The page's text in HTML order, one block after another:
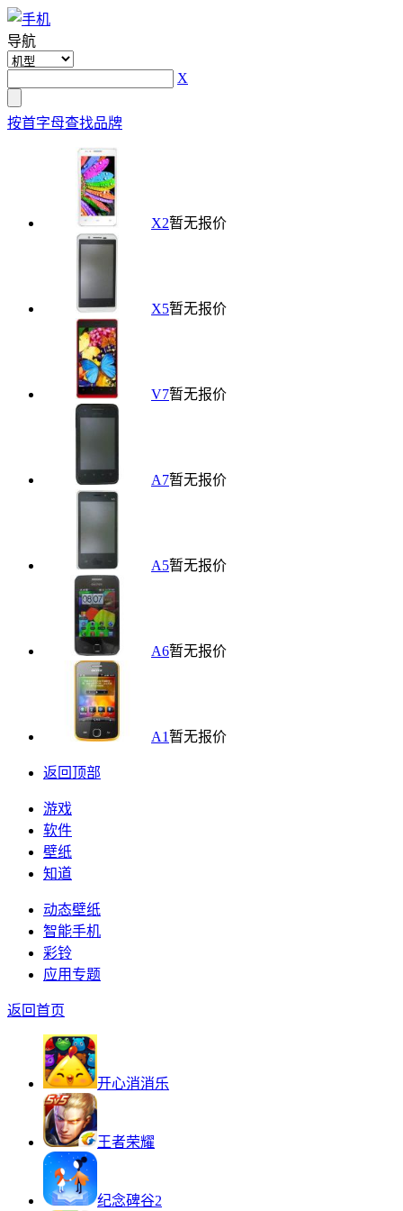
导航
X
按首字母查找品牌
X2暂无报价
X5暂无报价
V7暂无报价
A7暂无报价
A5暂无报价
A6暂无报价
A1 暂无报价
返回顶部
游戏
软件
壁纸
知道
动态壁纸
智能手机
彩铃
应用专题
返回首页
开心消消乐
王者荣耀
纪念碑谷2